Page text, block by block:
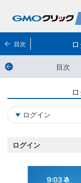
目次
目次
ログイン
ログイン